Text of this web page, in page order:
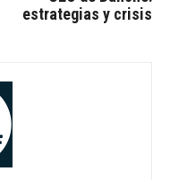
estrategias y crisis